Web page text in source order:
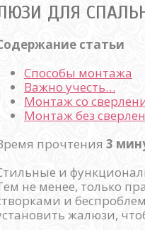
ДЛЯ
статьи
Способы монтажа
Важно учесть…
Монтаж со
Монтаж без
прочтения 3
и
не менее, только
и
жалюзи,